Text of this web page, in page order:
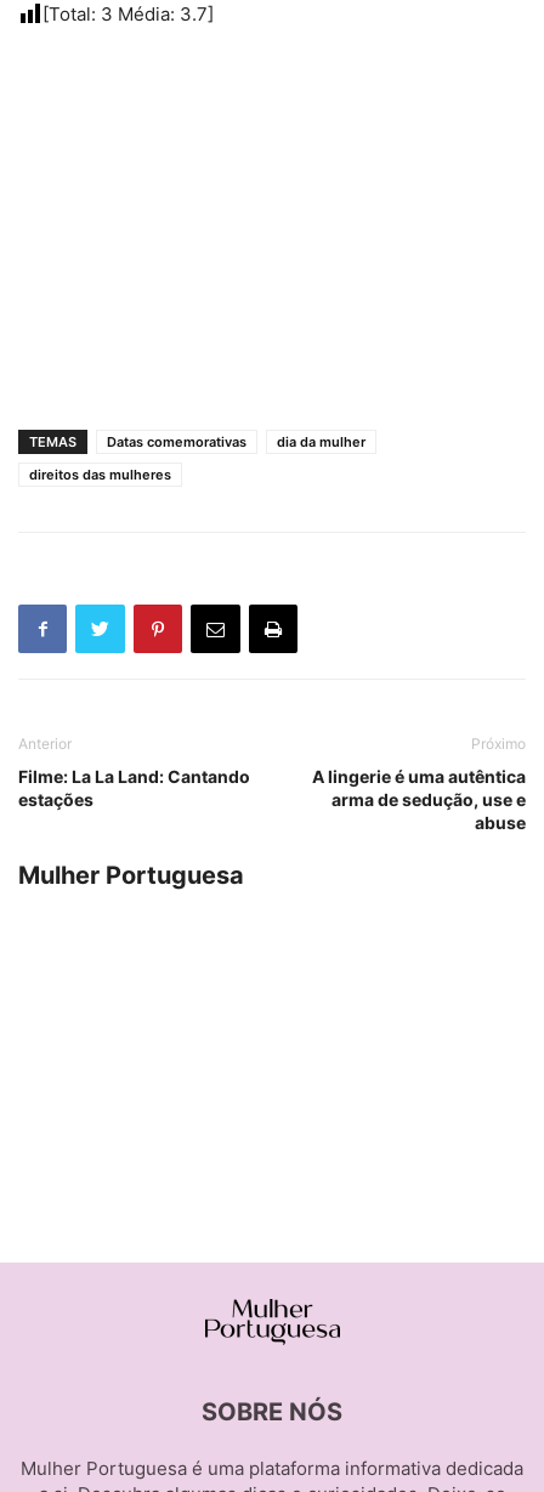
[Total: 3 Média: 3.7]
TEMAS Datas comemorativas
dia da mulher
direitos das mulheres
Anterior
Filme: La La Land: Cantando
estações
Próximo
A lingerie é uma autêntica
arma de sedução, use e
abuse
Mulher Portuguesa
SOBRE NÓS
Mulher Portuguesa é uma plataforma informativa dedicada